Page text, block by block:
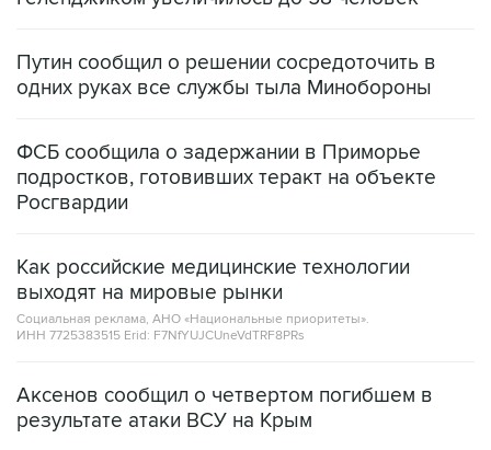
Путин сообщил о решении сосредоточить в
одних руках все службы тыла Минобороны
ФСБ сообщила о задержании в Приморье
подростков, готовивших теракт на объекте
Росгвардии
Как российские медицинские технологии
выходят на мировые рынки
Социальная реклама, АНО «Национальные приоритеты».
ИНН 7725383515 Erid: F7NfYUJCUneVdTRF8PRs
Аксенов сообщил о четвертом погибшем в
результате атаки ВСУ на Крым